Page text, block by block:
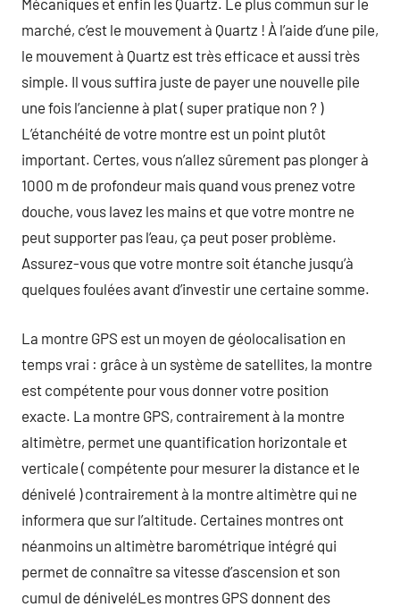
Mécaniques et enfin les Quartz. Le plus commun sur le
marché, c’est le mouvement à Quartz ! À l’aide d’une pile,
le mouvement à Quartz est très efficace et aussi très
simple. Il vous suffira juste de payer une nouvelle pile
une fois l’ancienne à plat ( super pratique non ? )
L’étanchéité de votre montre est un point plutôt
important. Certes, vous n’allez sûrement pas plonger à
1000 m de profondeur mais quand vous prenez votre
douche, vous lavez les mains et que votre montre ne
peut supporter pas l’eau, ça peut poser problème.
Assurez-vous que votre montre soit étanche jusqu’à
quelques foulées avant d’investir une certaine somme.
La montre GPS est un moyen de géolocalisation en
temps vrai : grâce à un système de satellites, la montre
est compétente pour vous donner votre position
exacte. La montre GPS, contrairement à la montre
altimètre, permet une quantification horizontale et
verticale ( compétente pour mesurer la distance et le
dénivelé ) contrairement à la montre altimètre qui ne
informera que sur l’altitude. Certaines montres ont
néanmoins un altimètre barométrique intégré qui
permet de connaître sa vitesse d’ascension et son
cumul de déniveléLes montres GPS donnent des